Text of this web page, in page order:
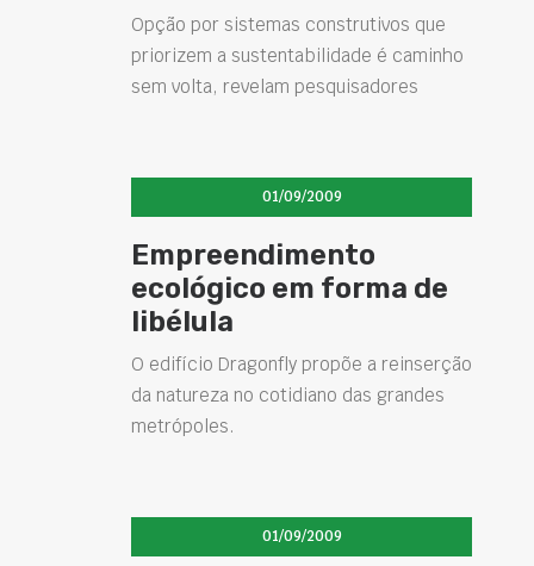
Opção por sistemas construtivos que
priorizem a sustentabilidade é caminho
sem volta, revelam pesquisadores
01/09/2009
Empreendimento
ecológico em forma de
libélula
O edifício Dragonfly propõe a reinserção
da natureza no cotidiano das grandes
metrópoles.
01/09/2009